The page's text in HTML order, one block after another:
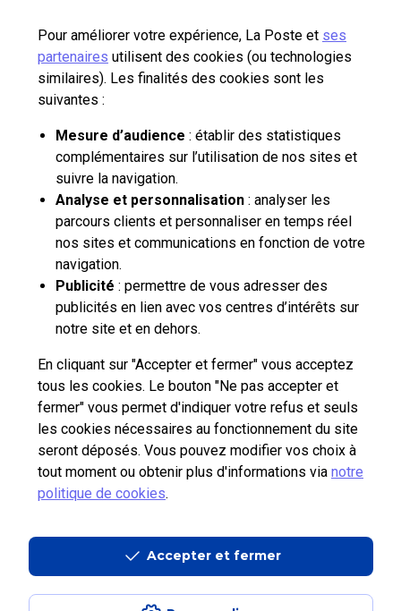
Pour améliorer votre expérience, La Poste et ses
partenaires utilisent des cookies (ou technologies
similaires). Les finalités des cookies sont les
suivantes :
Mesure d’audience : établir des statistiques
complémentaires sur l’utilisation de nos sites et
suivre la navigation.
Analyse et personnalisation : analyser les
parcours clients et personnaliser en temps réel
nos sites et communications en fonction de votre
navigation.
Publicité : permettre de vous adresser des
publicités en lien avec vos centres d’intérêts sur
notre site et en dehors.
En cliquant sur "Accepter et fermer" vous acceptez
tous les cookies. Le bouton "Ne pas accepter et
fermer" vous permet d'indiquer votre refus et seuls
les cookies nécessaires au fonctionnement du site
seront déposés. Vous pouvez modifier vos choix à
tout moment ou obtenir plus d'informations via notre
politique de cookies.
Accepter et fermer
La Poste Solutions Business est la marque B2B de La Poste, destinée aux
Retrouvez ici des actualités, des études de tendances, des décryptages et
innovations, des offres selon vos usages, des infos pratiques et un accès
à votre espace personnel pour gérer le développement de votre activité.
Aide et outils
Contactez-nous
pro.laposte.fr
Accessibilité : non conforme Mentions légales
Données personnelles et cookies CGU
Copyright © 2026 La Poste